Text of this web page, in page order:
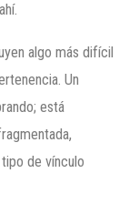
algo más difícil
Un
está
de vínculo